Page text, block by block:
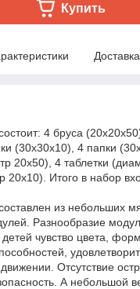
Купить
Доставка
4 бруса
(30х30х10), 4 папки
20х50), 4 таблетки
20х10). Итого в набор
из небольших
Разнообразие
детей чувство цвета,
Отсутствие
А небольшой